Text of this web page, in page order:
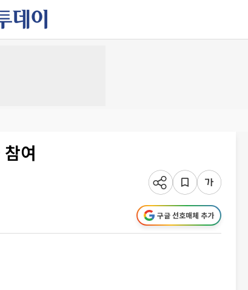
여
구글 선호매체 추가